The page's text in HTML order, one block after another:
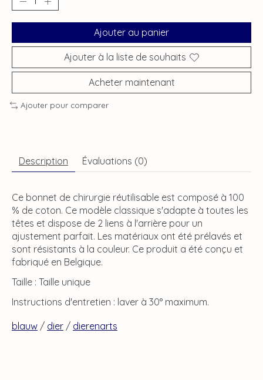
Ajouter au panier
Ajouter à la liste de souhaits
Acheter maintenant
Ajouter pour comparer
Description Évaluations (0)
Ce bonnet de chirurgie réutilisable est composé à 100
% de coton. Ce modèle classique s'adapte à toutes les
têtes et dispose de 2 liens à l'arrière pour un
ajustement parfait. Les matériaux ont été prélavés et
sont résistants à la couleur. Ce produit a été conçu et
fabriqué en Belgique.
Taille : Taille unique
Instructions d'entretien : laver à 30° maximum.
blauw / dier / dierenarts